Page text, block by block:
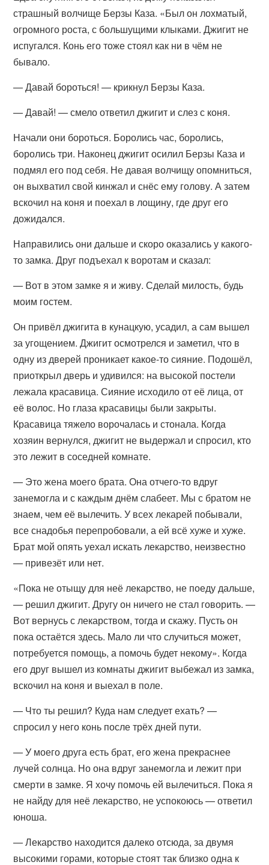
страшный волчище Берзы Каза. «Был он лохматый,
огромного роста, с большущими клыками. Джигит не
испугался. Конь его тоже стоял как ни в чём не
бывало.
— Давай бороться! — крикнул Берзы Каза.
— Давай! — смело ответил джигит и слез с коня.
Начали они бороться. Боролись час, боролись,
боролись три. Наконец джигит осилил Берзы Каза и
подмял его под себя. Не давая волчищу опомниться,
он выхватил свой кинжал и снёс ему голову. А затем
вскочил на коня и поехал в лощину, где друг его
дожидался.
Направились они дальше и скоро оказались у какого-
то замка. Друг подъехал к воротам и сказал:
— Вот в этом замке я и живу. Сделай милость, будь
моим гостем.
Он привёл джигита в кунацкую, усадил, а сам вышел
за угощением. Джигит осмотрелся и заметил, что в
одну из дверей проникает какое-то сияние. Подошёл,
приоткрыл дверь и удивился: на высокой постели
лежала красавица. Сияние исходило от её лица, от
её волос. Но глаза красавицы были закрыты.
Красавица тяжело ворочалась и стонала. Когда
хозяин вернулся, джигит не выдержал и спросил, кто
это лежит в соседней комнате.
— Это жена моего брата. Она отчего-то вдруг
занемогла и с каждым днём слабеет. Мы с братом не
знаем, чем её вылечить. У всех лекарей побывали,
все снадобья перепробовали, а ей всё хуже и хуже.
Брат мой опять уехал искать лекарство, неизвестно
— привезёт или нет.
«Пока не отыщу для неё лекарство, не поеду дальше,
— решил джигит. Другу он ничего не стал говорить. —
Вот вернусь с лекарством, тогда и скажу. Пусть он
пока остаётся здесь. Мало ли что случиться может,
потребуется помощь, а помочь будет некому». Когда
его друг вышел из комнаты джигит выбежал из замка,
вскочил на коня и выехал в поле.
— Что ты решил? Куда нам следует ехать? —
спросил у него конь после трёх дней пути.
— У моего друга есть брат, его жена прекраснее
лучей солнца. Но она вдруг занемогла и лежит при
смерти в замке. Я хочу помочь ей вылечиться. Пока я
не найду для неё лекарство, не успокоюсь — ответил
юноша.
— Лекарство находится далеко отсюда, за двумя
высокими горами, которые стоят так близко одна к